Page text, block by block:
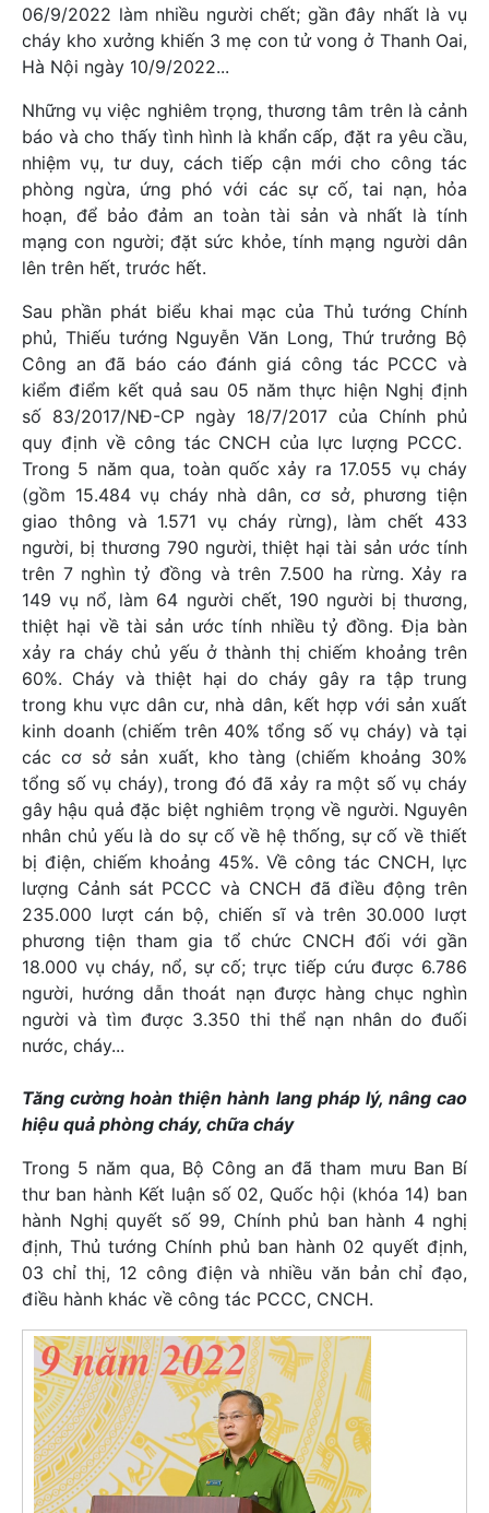
06/9/2022 làm nhiều người chết; gần đây nhất là vụ
cháy kho xưởng khiến 3 mẹ con tử vong ở Thanh Oai,
Hà Nội ngày 10/9/2022...
Những vụ việc nghiêm trọng, thương tâm trên là cảnh
báo và cho thấy tình hình là khẩn cấp, đặt ra yêu cầu,
nhiệm vụ, tư duy, cách tiếp cận mới cho công tác
phòng ngừa, ứng phó với các sự cố, tai nạn, hỏa
hoạn, để bảo đảm an toàn tài sản và nhất là tính
mạng con người; đặt sức khỏe, tính mạng người dân
lên trên hết, trước hết.
Sau phần phát biểu khai mạc của Thủ tướng Chính
phủ, Thiếu tướng Nguyễn Văn Long, Thứ trưởng Bộ
Công an đã báo cáo đánh giá công tác PCCC và
kiểm điểm kết quả sau 05 năm thực hiện Nghị định
số 83/2017/NĐ-CP ngày 18/7/2017 của Chính phủ
quy định về công tác CNCH của lực lượng PCCC.
Trong 5 năm qua, toàn quốc xảy ra 17.055 vụ cháy
(gồm 15.484 vụ cháy nhà dân, cơ sở, phương tiện
giao thông và 1.571 vụ cháy rừng), làm chết 433
người, bị thương 790 người, thiệt hại tài sản ước tính
trên 7 nghìn tỷ đồng và trên 7.500 ha rừng. Xảy ra
149 vụ nổ, làm 64 người chết, 190 người bị thương,
thiệt hại về tài sản ước tính nhiều tỷ đồng. Địa bàn
xảy ra cháy chủ yếu ở thành thị chiếm khoảng trên
60%. Cháy và thiệt hại do cháy gây ra tập trung
trong khu vực dân cư, nhà dân, kết hợp với sản xuất
kinh doanh (chiếm trên 40% tổng số vụ cháy) và tại
các cơ sở sản xuất, kho tàng (chiếm khoảng 30%
tổng số vụ cháy), trong đó đã xảy ra một số vụ cháy
gây hậu quả đặc biệt nghiêm trọng về người. Nguyên
nhân chủ yếu là do sự cố về hệ thống, sự cố về thiết
bị điện, chiếm khoảng 45%. Về công tác CNCH, lực
lượng Cảnh sát PCCC và CNCH đã điều động trên
235.000 lượt cán bộ, chiến sĩ và trên 30.000 lượt
phương tiện tham gia tổ chức CNCH đối với gần
18.000 vụ cháy, nổ, sự cố; trực tiếp cứu được 6.786
người, hướng dẫn thoát nạn được hàng chục nghìn
người và tìm được 3.350 thi thể nạn nhân do đuối
nước, cháy...
Tăng cường hoàn thiện hành lang pháp lý, nâng cao
hiệu quả phòng cháy, chữa cháy
Trong 5 năm qua, Bộ Công an đã tham mưu Ban Bí
thư ban hành Kết luận số 02, Quốc hội (khóa 14) ban
hành Nghị quyết số 99, Chính phủ ban hành 4 nghị
định, Thủ tướng Chính phủ ban hành 02 quyết định,
03 chỉ thị, 12 công điện và nhiều văn bản chỉ đạo,
điều hành khác về công tác PCCC, CNCH.